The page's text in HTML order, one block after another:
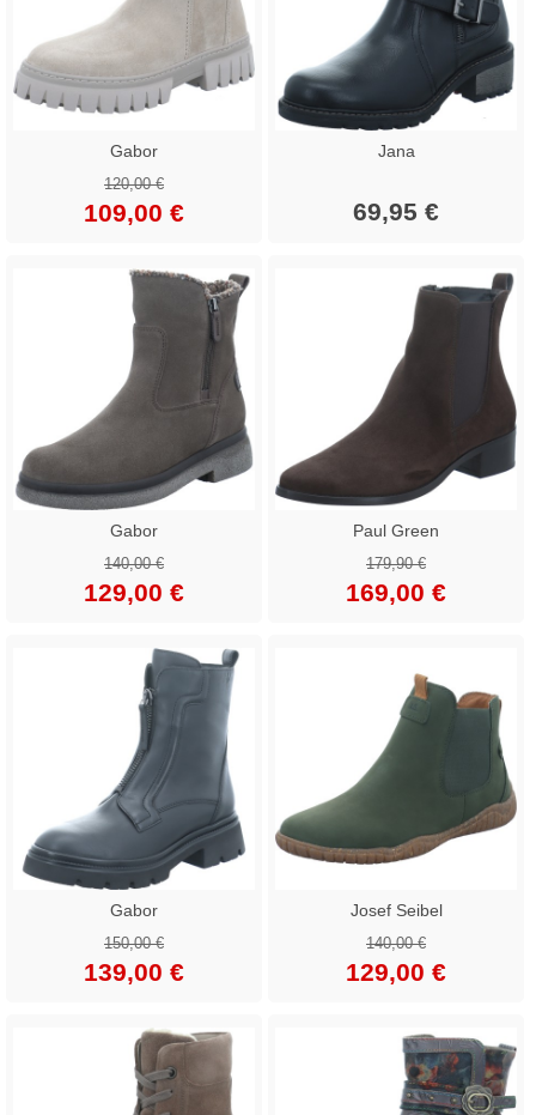
Gabor
120,00 €
109,00 €
Jana
69,95 €
Gabor
140,00 €
129,00 €
Paul Green
179,90 €
169,00 €
Gabor
150,00 €
139,00 €
Josef Seibel
140,00 €
129,00 €